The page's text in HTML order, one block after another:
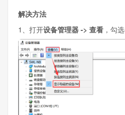
解决方法
1、打开设备管理器 -> 查看 ，勾选